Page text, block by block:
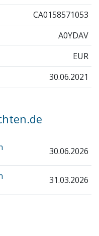
CA0158571053
A0YDAV
EUR
30.06.2021
30.06.2026
31.03.2026